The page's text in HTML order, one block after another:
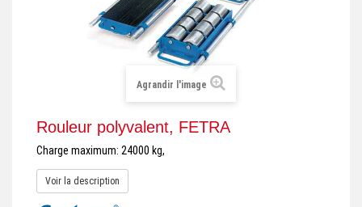
ACCESSOIRES ET COMPLÉMENTS
Agrandir l'image
Rouleur polyvalent, FETRA
Charge maximum: 24000 kg,
Voir la description